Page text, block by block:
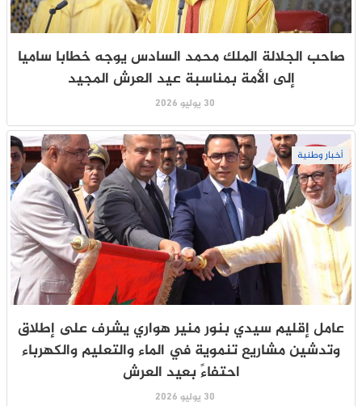
صاحب الجلالة الملك محمد السادس يوجه خطابا ساميا
إلى الأمة بمناسبة عيد العرش المجيد
30 يوليو 2026
أخبار وطنية
عامل إقليم سيدي بنور منير هواري يشرف على إطلاق
وتدشين مشاريع تنموية في الماء والتعليم والكهرباء
احتفاءً بعيد العرش
30 يوليو 2026